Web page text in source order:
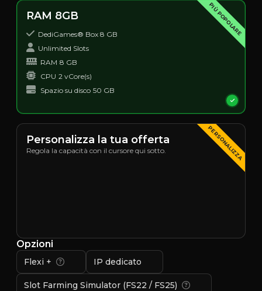
PIÙ POPOLARE
RAM 8GB
DediGames® Box 8 GB
Unlimited Slots
RAM 8 GB
CPU 2 vCore(s)
Spazio su disco 50 GB
PERSONALIZZA
Personalizza la tua offerta
Regola la capacità con il cursore qui sotto.
Opzioni
Flexi + IP dedicato
Slot Farming Simulator (FS22 / FS25)